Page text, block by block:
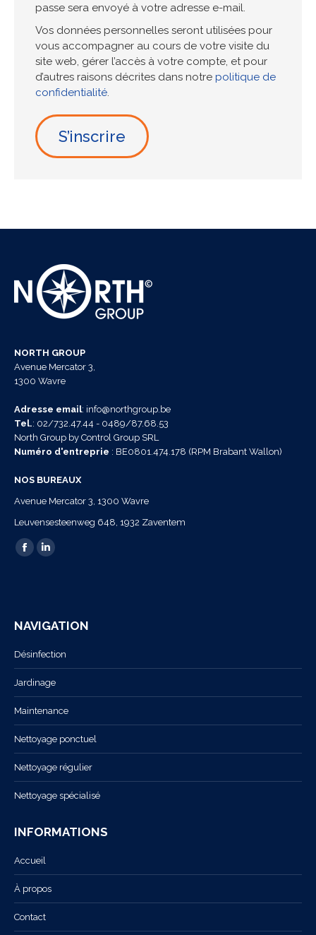
passe sera envoyé à votre adresse e-mail.
Vos données personnelles seront utilisées pour
vous accompagner au cours de votre visite du
site web, gérer l’accès à votre compte, et pour
d’autres raisons décrites dans notre politique de
confidentialité.
S’inscrire
NORTH GROUP
Avenue Mercator 3,
1300 Wavre
Adresse email: info@northgroup.be
Tel.: 02/732.47.44 - 0489/87.68.53
North Group by Control Group SRL
Numéro d'entreprie : BE0801.474.178 (RPM Brabant Wallon)
NOS BUREAUX
Avenue Mercator 3, 1300 Wavre
Leuvensesteenweg 648, 1932 Zaventem
Trouvez nous sur :
La
dans
fenêtre
La
dans
fenêtre
NAVIGATION
Désinfection
Jardinage
Maintenance
Nettoyage ponctuel
Nettoyage régulier
Nettoyage spécialisé
INFORMATIONS
Accueil
À propos
Contact